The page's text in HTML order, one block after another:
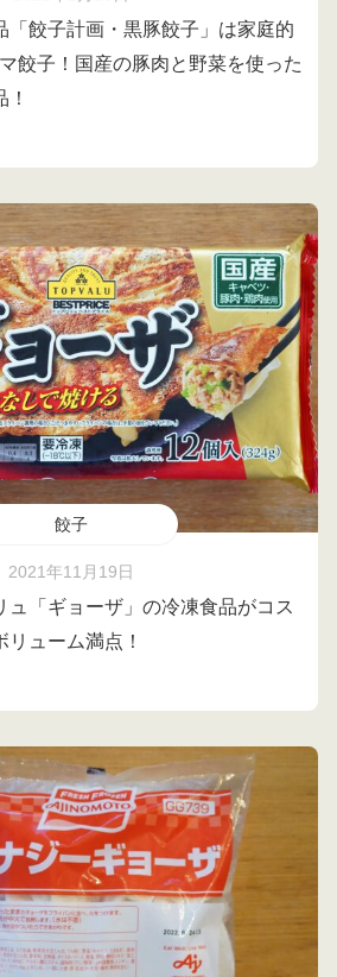
「餃子計画・黒豚餃子」は家庭的
餃子！国産の豚肉と野菜を使った
餃子
2021年11月19日
ュ「ギョーザ」の冷凍食品がコス
ューム満点！